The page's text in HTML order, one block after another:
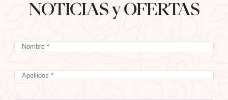
NOTICIAS y OFERTAS